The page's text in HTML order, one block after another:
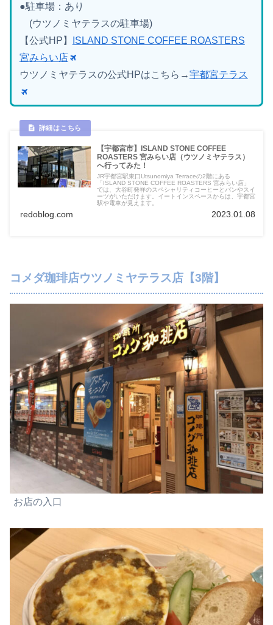
●駐車場：あり
(ウツノミヤテラスの駐車場)
【公式HP】
ISLAND STONE COFFEE ROASTERS
宮みらい店
ウツノミヤテラスの公式HPはこちら→宇都宮テラス
【宇都宮市】ISLAND STONE COFFEE
ROASTERS 宮みらい店（ウツノミヤテラス）
へ行ってみた！
JR宇都宮駅東口Utsunomiya Terraceの2階にある
「ISLAND STONE COFFEE ROASTERS 宮みらい店」
では、大谷町発祥のスペシャリティコーヒーとパンやスイ
ーツがいただけます。イートインスペースからは、宇都宮
駅や電車が見えます。
redoblog.com 2023.01.08
コメダ珈琲店ウツノミヤテラス店【3階】
お店の入口